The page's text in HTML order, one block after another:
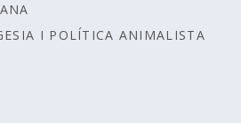
I POLÍTICA ANIMALISTA